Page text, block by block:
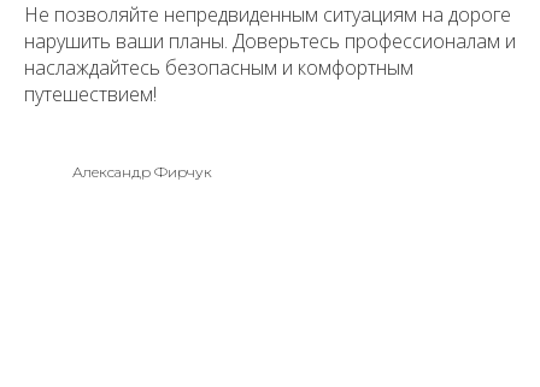
Не позволяйте непредвиденным ситуациям на дороге
нарушить ваши планы. Доверьтесь профессионалам и
наслаждайтесь безопасным и комфортным
путешествием!
Александр Фирчук